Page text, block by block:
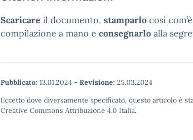
Scaricare il documento, stamparlo così
compilazione a mano e consegnarlo alla
Pubblicato: 13.01.2024 - Revisione: 25.03.2024
Eccetto dove diversamente specificato, questo articolo è
Creative Commons Attribuzione 4.0 Italia.